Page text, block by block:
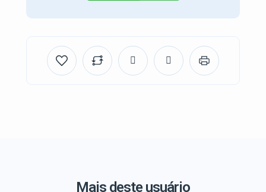
Mais deste usuário